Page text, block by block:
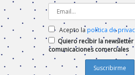
Acepto la política de
Quiero recibir la newsletter
comunicaciones comerciales